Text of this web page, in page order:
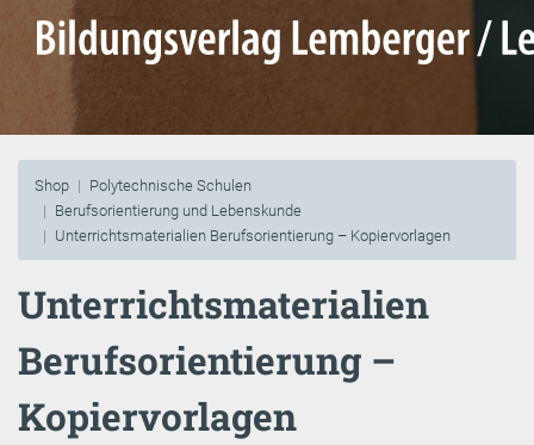
Shop
Polytechnische Schulen
Berufsorientierung und Lebenskunde
Unterrichtsmaterialien Berufsorientierung – Kopiervorlagen
Unterrichtsmaterialien
Berufsorientierung –
Kopiervorlagen